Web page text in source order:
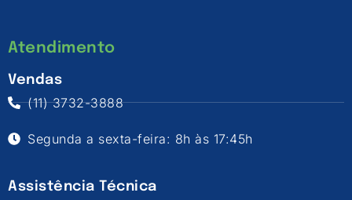
Atendimento
Vendas
(11) 3732-3888
Segunda a sexta-feira: 8h às 17:45h
Assistência Técnica